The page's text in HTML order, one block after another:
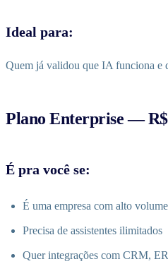
Ideal para:
Quem já validou que IA funciona e
Plano Enterprise — R$
É pra você se:
É uma empresa com alto
Precisa de assistentes ilimitados
Quer integrações com CRM,